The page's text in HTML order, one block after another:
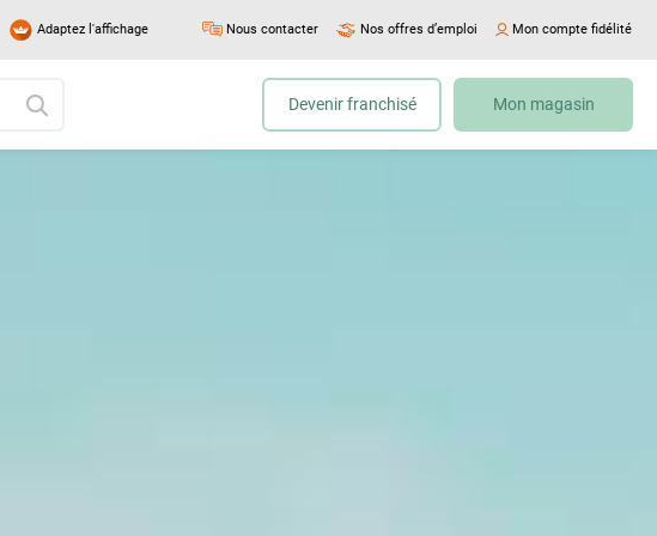
Adaptez l'affichage Nous contacter Nos offres d’emploi Mon compte fidélité
Devenir franchisé Mon magasin